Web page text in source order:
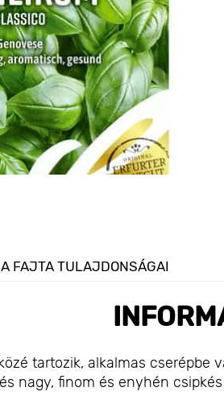
A FAJTA TULAJDONSÁGAI
tartozik, alkalmas cserépbe
nagy, finom és enyhén